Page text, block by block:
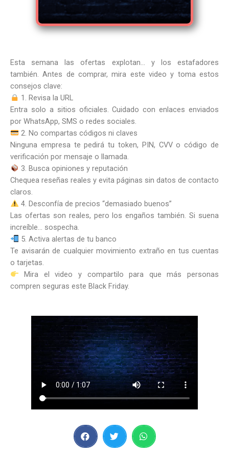
Esta semana las ofertas explotan… y los estafadores
también. Antes de comprar, mira este video y toma estos
consejos clave:
1. Revisa la URL
Entra solo a sitios oficiales. Cuidado con enlaces enviados
por WhatsApp, SMS o redes sociales.
2. No compartas códigos ni claves
Ninguna empresa te pedirá tu token, PIN, CVV o código de
verificación por mensaje o llamada.
3. Busca opiniones y reputación
Chequea reseñas reales y evita páginas sin datos de contacto
claros.
4. Desconfía de precios “demasiado buenos”
Las ofertas son reales, pero los engaños también. Si suena
increíble… sospecha.
5. Activa alertas de tu banco
Te avisarán de cualquier movimiento extraño en tus cuentas
o tarjetas.
Mira el video y compartilo para que más personas
compren seguras este Black Friday.